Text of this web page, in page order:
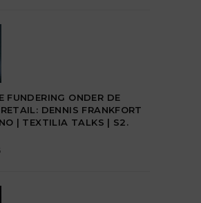
FUNDERING ONDER DE
DENNIS FRANKFORT
| TEXTILIA TALKS | S2.